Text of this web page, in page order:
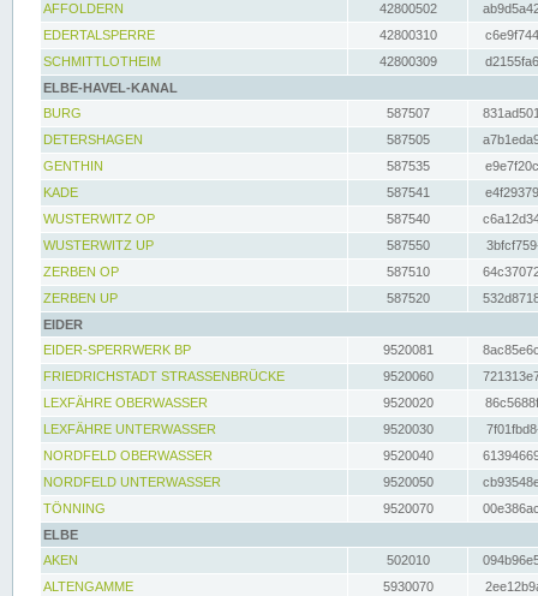
AFFOLDERN
42800502
EDERTALSPERRE
42800310
SCHMITTLOTHEIM
42800309
ELBE-HAVEL-KANAL
BURG
587507
DETERSHAGEN
587505
GENTHIN
587535
KADE
587541
WUSTERWITZ OP
587540
WUSTERWITZ UP
587550
ZERBEN OP
587510
ZERBEN UP
587520
EIDER
EIDER-SPERRWERK BP
9520081
FRIEDRICHSTADT STRASSENBRÜCKE
9520060
LEXFÄHRE OBERWASSER
9520020
LEXFÄHRE UNTERWASSER
9520030
NORDFELD OBERWASSER
9520040
NORDFELD UNTERWASSER
9520050
TÖNNING
9520070
ELBE
AKEN
502010
ALTENGAMME
5930070